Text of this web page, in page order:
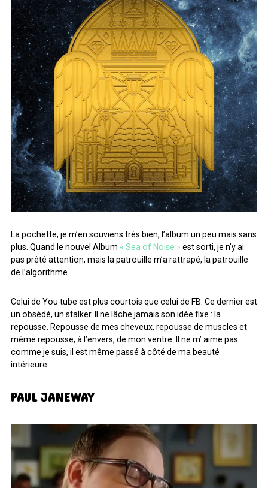
La pochette, je m’en souviens très bien, l’album un peu mais sans
plus. Quand le nouvel Album « Sea of Noise » est sorti, je n’y ai
pas prêté attention, mais la patrouille m’a rattrapé, la patrouille
de l’algorithme.
Celui de You tube est plus courtois que celui de FB. Ce dernier est
un obsédé, un stalker. Il ne lâche jamais son idée fixe : la
repousse. Repousse de mes cheveux, repousse de muscles et
même repousse, à l’envers, de mon ventre. Il ne m’ aime pas
comme je suis, il est même passé à côté de ma beauté
intérieure…
PAUL JANEWAY